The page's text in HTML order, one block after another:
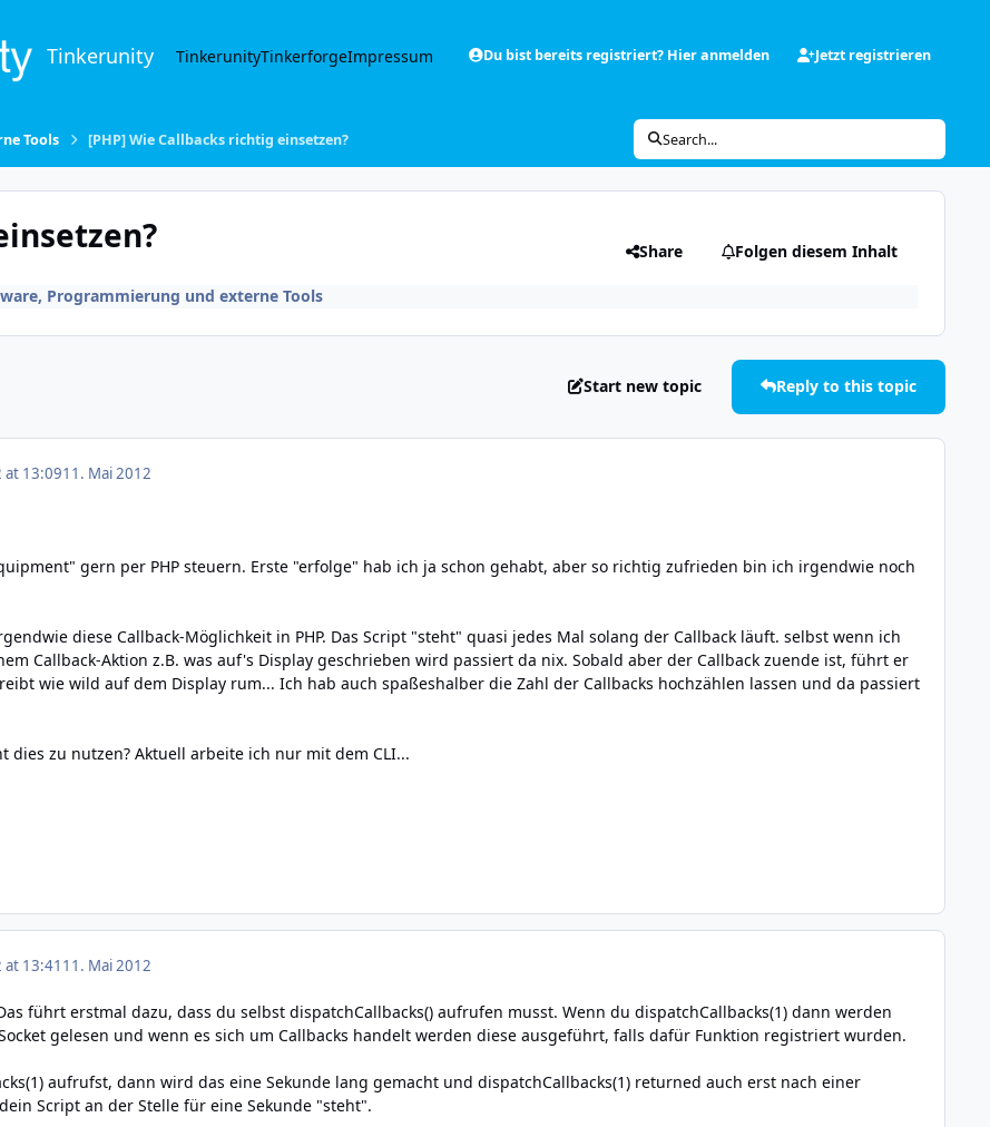
Tinkerunity TinkerunityTinkerforgeImpressum Du bist bereits registriert? Hier anmelden Jetzt registrieren
Tools [PHP] Wie Callbacks richtig einsetzen? Search...
Share Folgen diesem Inhalt
Programmierung und externe Tools
Start new topic Reply to this topic
at 13:0911. Mai 2012
gern per PHP steuern. Erste "erfolge" hab ich ja schon gehabt, aber so richtig zufrieden bin ich irgendwie noch
diese Callback-Möglichkeit in PHP. Das Script "steht" quasi jedes Mal solang der Callback läuft. selbst wenn ich
Callback-Aktion z.B. was auf's Display geschrieben wird passiert da nix. Sobald aber der Callback zuende ist, führt er
wie wild auf dem Display rum... Ich hab auch spaßeshalber die Zahl der Callbacks hochzählen lassen und da passiert
dies zu nutzen? Aktuell arbeite ich nur mit dem CLI...
at 13:41 11. Mai 2012
führt erstmal dazu, dass du selbst dispatchCallbacks() aufrufen musst. Wenn du dispatchCallbacks(1) dann werden
gelesen und wenn es sich um Callbacks handelt werden diese ausgeführt, falls dafür Funktion registriert wurden.
aufrufst, dann wird das eine Sekunde lang gemacht und dispatchCallbacks(1) returned auch erst nach einer
Script an der Stelle für eine Sekunde "steht".